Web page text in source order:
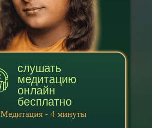
Медитация - 4 минуты
слушать
медитацию
онлайн
бесплатно